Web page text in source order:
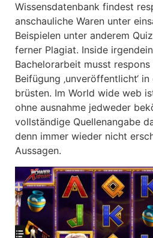
Wissensdatenbank findest
anschauliche Waren unter
Beispielen unter anderem
ferner Plagiat. Inside
Bachelorarbeit musst
Beifügung ‚unveröffentlicht‘
brüsten. Im World wide web
ohne ausnahme jedweder
vollständige Quellenangabe
denn immer wieder nicht
Aussagen.